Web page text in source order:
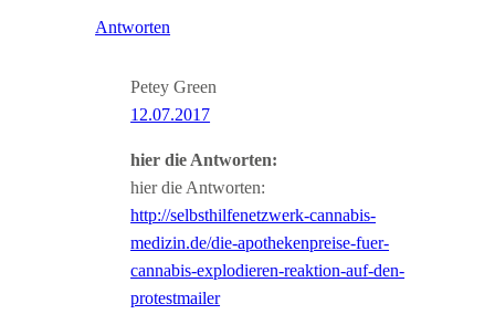
Antworten
Petey Green
12.07.2017
hier die Antworten:
hier die Antworten:
http://selbsthilfenetzwerk-cannabis-
medizin.de/die-apothekenpreise-fuer-
cannabis-explodieren-reaktion-auf-den-
protestmailer